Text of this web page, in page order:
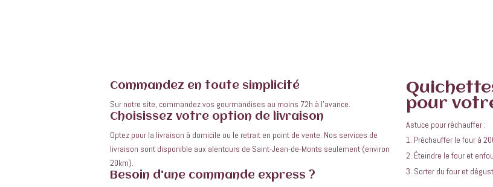
Commandez en toute simplicité
Sur notre site, commandez vos gourmandises au moins 72h à l’avance.
Choisissez votre option de livraison
Optez pour la livraison à domicile ou le retrait en point de vente. Nos services de
livraison sont disponible aux alentours de Saint-Jean-de-Monts seulement (environ
20km).
Besoin d'une commande express ?
pour
Astuce pour réchauffer :
Préchauffer le four à
Éteindre le four et
Sorter du four et